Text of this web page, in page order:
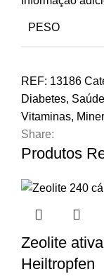
PESO
REF: 13186
Diabetes,
Vitaminas,
Share:
Produtos
Zeolite
Heiltropfen